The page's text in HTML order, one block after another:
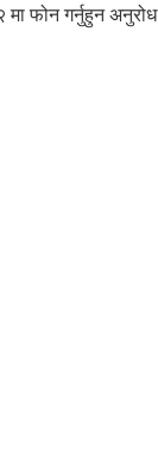
फोन गर्नुहुन